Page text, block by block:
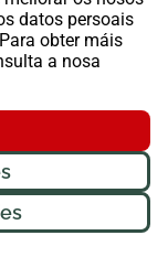
datos persoais
obter máis
a nosa